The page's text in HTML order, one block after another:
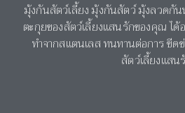
มุ้งกันสัตว์เลี้ยง มุ้งกันสัตว์ มุ้งลวดกั
ตะกุยของสัตว์เลี้ยงแสนรักของคุณ ได้
ทำจากสแตนเลส ทนทานต่อการ ขีด
สัตว์เลี้ยงแสน